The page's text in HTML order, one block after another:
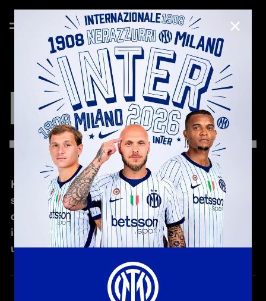
INTERXKARTELL
Kartell e Inter, storiche realtà accomunate non
solo dalle radici della città di Milano, ma anche
dalla condivisione dei valori di creatività e
innovazione e da un patrimonio storico frutto di
una costante crescita e contaminazione